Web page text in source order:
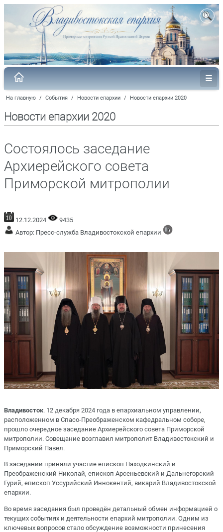
На главную / События / Новости епархии / Новости епархии 2020
Новости епархии 2020
Состоялось заседание
Архиерейского совета
Приморской митрополии
12.12.2024
9435
Автор: Пресс-служба Владивостокской епархии
Владивосток. 12 декабря 2024 года в епархиальном управлении,
расположенном в Спасо-Преображенском кафедральном соборе,
прошло очередное заседание Архиерейского совета Приморской
митрополии. Совещание возглавил митрополит Владивостокский и
Приморский Павел.
В заседании приняли участие епископ Находкинский и
Преображенский Николай, епископ Арсеньевский и Дальнегорский
Гурий, епископ Уссурийский Иннокентий, викарий Владивостокской
епархии.
Во время заседания был проведён детальный обмен информацией о
текущих событиях и деятельности епархий митрополии. Одним из
ключевых вопросов стало обсуждение возможности принесения